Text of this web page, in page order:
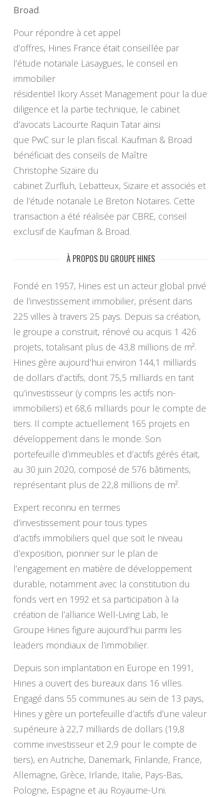
Broad.
Pour répondre à cet appel
d’offres, Hines France était conseillée par
l’étude notariale Lasaygues, le conseil en
immobilier
résidentiel Ikory Asset Management pour la due
diligence et la partie technique, le cabinet
d’avocats Lacourte Raquin Tatar ainsi
que PwC sur le plan fiscal. Kaufman & Broad
bénéficiait des conseils de Maître
Christophe Sizaire du
cabinet Zurfluh, Lebatteux, Sizaire et associés et
de l’étude notariale Le Breton Notaires. Cette
transaction a été réalisée par CBRE, conseil
exclusif de Kaufman & Broad.
À PROPOS DU GROUPE HINES
Fondé en 1957, Hines est un acteur global privé
de l’investissement immobilier, présent dans
225 villes à travers 25 pays. Depuis sa création,
le groupe a construit, rénové ou acquis 1 426
projets, totalisant plus de 43,8 millions de m².
Hines gère aujourd’hui environ 144,1 milliards
de dollars d’actifs, dont 75,5 milliards en tant
qu’investisseur (y compris les actifs non-
immobiliers) et 68,6 milliards pour le compte de
tiers. Il compte actuellement 165 projets en
développement dans le monde. Son
portefeuille d’immeubles et d’actifs gérés était,
au 30 juin 2020, composé de 576 bâtiments,
représentant plus de 22,8 millions de m².
Expert reconnu en termes
d’investissement pour tous types
d’actifs immobiliers quel que soit le niveau
d’exposition, pionnier sur le plan de
l’engagement en matière de développement
durable, notamment avec la constitution du
fonds vert en 1992 et sa participation à la
création de l’alliance Well-Living Lab, le
Groupe Hines figure aujourd’hui parmi les
leaders mondiaux de l’immobilier.
Depuis son implantation en Europe en 1991,
Hines a ouvert des bureaux dans 16 villes.
Engagé dans 55 communes au sein de 13 pays,
Hines y gère un portefeuille d’actifs d’une valeur
supérieure à 22,7 milliards de dollars (19,8
comme investisseur et 2,9 pour le compte de
tiers), en Autriche, Danemark, Finlande, France,
Allemagne, Grèce, Irlande, Italie, Pays-Bas,
Pologne, Espagne et au Royaume-Uni.